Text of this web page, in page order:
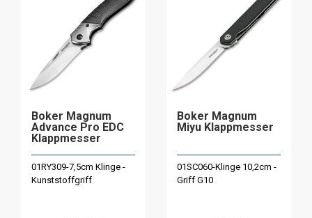
Boker Magnum
Advance Pro EDC
Klappmesser
01RY309-7,5cm Klinge -
Kunststoffgriff
Boker Magnum
Miyu Klappmesser
01SC060-Klinge 10,2cm -
Griff G10